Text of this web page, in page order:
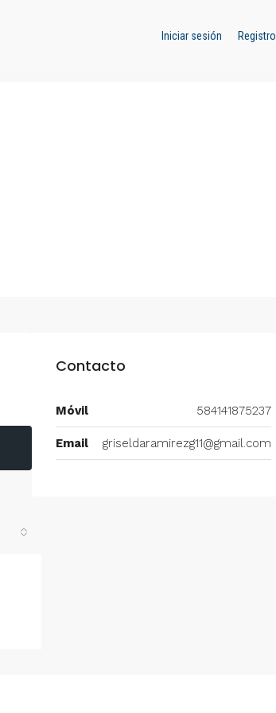
Iniciar sesión Registro
Contacto
Móvil 584141875237
Email griseldaramirezg11@gmail.com